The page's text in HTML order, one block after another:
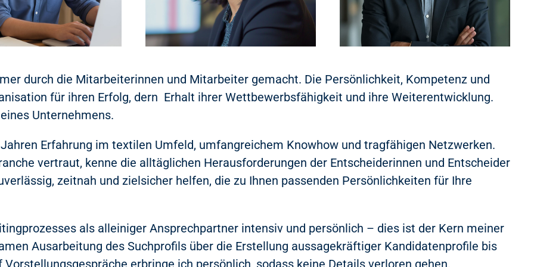
durch die Mitarbeiterinnen und Mitarbeiter gemacht. Die Persönlichkeit, Kompetenz und
für ihren Erfolg, dern Erhalt ihrer Wettbewerbsfähigkeit und ihre Weiterentwicklung.
Unternehmens.
Erfahrung im textilen Umfeld, umfangreichem Knowhow und tragfähigen Netzwerken.
vertraut, kenne die alltäglichen Herausforderungen der Entscheiderinnen und Entscheider
zeitnah und zielsicher helfen, die zu Ihnen passenden Persönlichkeiten für Ihre
als alleiniger Ansprechpartner intensiv und persönlich – dies ist der Kern meiner
Ausarbeitung des Suchprofils über die Erstellung aussagekräftiger Kandidatenprofile bis